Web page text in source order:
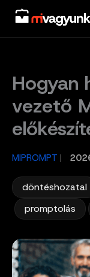
Skip
content
Hogyan
vezető
MIPROMPT /
döntéshozatal
promptolás